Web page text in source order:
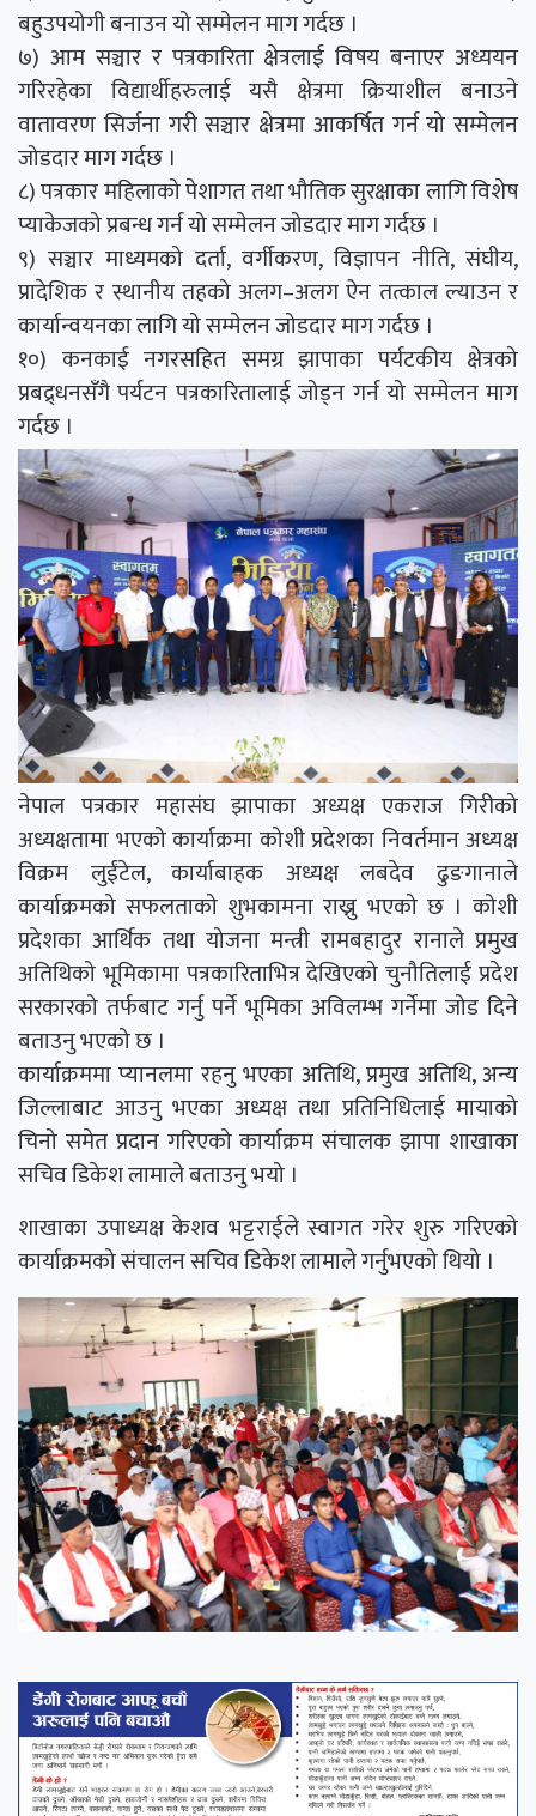
बहुउपयोगी बनाउन यो सम्मेलन माग गर्दछ ।
७) आम सञ्चार र पत्रकारिता क्षेत्रलाई विषय बनाएर अध्ययन
गरिरहेका विद्यार्थीहरुलाई यसै क्षेत्रमा क्रियाशील बनाउने
वातावरण सिर्जना गरी सञ्चार क्षेत्रमा आकर्षित गर्न यो सम्मेलन
जोडदार माग गर्दछ ।
८) पत्रकार महिलाको पेशागत तथा भौतिक सुरक्षाका लागि विशेष
प्याकेजको प्रबन्ध गर्न यो सम्मेलन जोडदार माग गर्दछ ।
९) सञ्चार माध्यमको दर्ता, वर्गीकरण, विज्ञापन नीति, संघीय,
प्रादेशिक र स्थानीय तहको अलग–अलग ऐन तत्काल ल्याउन र
कार्यान्वयनका लागि यो सम्मेलन जोडदार माग गर्दछ ।
१०) कनकाई नगरसहित समग्र झापाका पर्यटकीय क्षेत्रको
प्रबद्र्धनसँगै पर्यटन पत्रकारितालाई जोड्न गर्न यो सम्मेलन माग
गर्दछ ।
नेपाल पत्रकार महासंघ झापाका अध्यक्ष एकराज गिरीको
अध्यक्षतामा भएको कार्याक्रमा कोशी प्रदेशका निवर्तमान अध्यक्ष
विक्रम लुईंटेल, कार्याबाहक अध्यक्ष लबदेव ढुङगानाले
कार्याक्रमको सफलताको शुभकामना राख्नु भएको छ । कोशी
प्रदेशका आर्थिक तथा योजना मन्त्री रामबहादुर रानाले प्रमुख
अतिथिको भूमिकामा पत्रकारिताभित्र देखिएको चुनौतिलाई प्रदेश
सरकारको तर्फबाट गर्नु पर्ने भूमिका अविलम्भ गर्नेमा जोड दिने
बताउनु भएको छ ।
कार्याक्रममा प्यानलमा रहनु भएका अतिथि, प्रमुख अतिथि, अन्य
जिल्लाबाट आउनु भएका अध्यक्ष तथा प्रतिनिधिलाई मायाको
चिनो समेत प्रदान गरिएको कार्याक्रम संचालक झापा शाखाका
सचिव डिकेश लामाले बताउनु भयो ।
शाखाका उपाध्यक्ष केशव भट्टराईले स्वागत गरेर शुरु गरिएको
कार्याक्रमको संचालन सचिव डिकेश लामाले गर्नुभएको थियो ।